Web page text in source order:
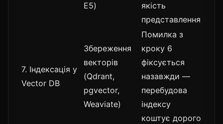
E5)
якість
представлення
7. Індексація у
Vector DB
Збереження
векторів
(Qdrant,
pgvector,
Weaviate)
Помилка з
кроку 6
фіксується
назавжди —
перебудова
індексу
коштує дорого